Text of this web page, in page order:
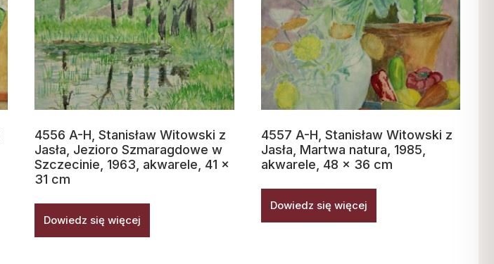
4556 A-H, Stanisław Witowski z
Jasła, Jezioro Szmaragdowe w
Szczecinie, 1963, akwarele, 41 x
31 cm
Dowiedz się więcej
4557 A-H, Stanisław Witowski z
Jasła, Martwa natura, 1985,
akwarele, 48 x 36 cm
Dowiedz się więcej